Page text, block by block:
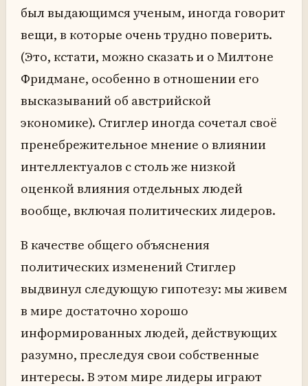
был выдающимся ученым, иногда говорит
вещи, в которые очень трудно поверить.
(Это, кстати, можно сказать и о Милтоне
Фридмане, особенно в отношении его
высказываний об австрийской
экономике). Стиглер иногда сочетал своё
пренебрежительное мнение о влиянии
интеллектуалов с столь же низкой
оценкой влияния отдельных людей
вообще, включая политических лидеров.
В качестве общего объяснения
политических изменений Стиглер
выдвинул следующую гипотезу: мы живем
в мире достаточно хорошо
информированных людей, действующих
разумно, преследуя свои собственные
интересы. В этом мире лидеры играют